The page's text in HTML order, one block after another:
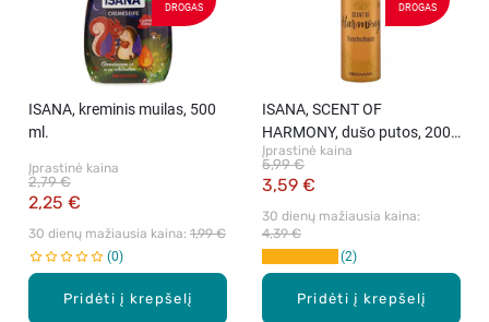
DROGAS
Pridėti į krepšelį
ISANA, kreminis muilas, 500
ml.
Įprastinė kaina
2,25 €
2,79 €
30 dienų mažiausia kaina: 1,99 €
0
DROGAS
Pridėti į krepšelį
ISANA, SCENT OF
HARMONY, dušo putos, 200
ml.
Įprastinė kaina
3,59 €
5,99 €
30 dienų mažiausia kaina:
4,39 €
2